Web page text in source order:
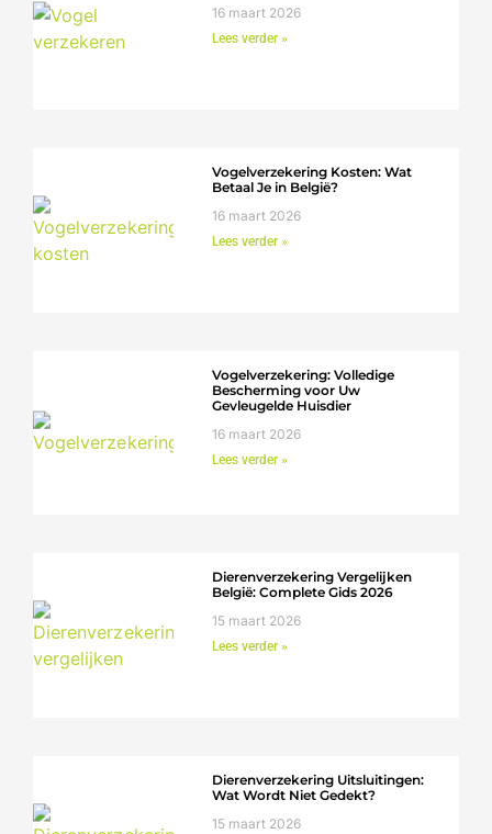
16 maart 2026
Lees verder »
Vogelverzekering Kosten: Wat
Betaal Je in België?
16 maart 2026
Lees verder »
Vogelverzekering: Volledige
Bescherming voor Uw
Gevleugelde Huisdier
16 maart 2026
Lees verder »
Dierenverzekering Vergelijken
België: Complete Gids 2026
15 maart 2026
Lees verder »
Dierenverzekering Uitsluitingen:
Wat Wordt Niet Gedekt?
15 maart 2026